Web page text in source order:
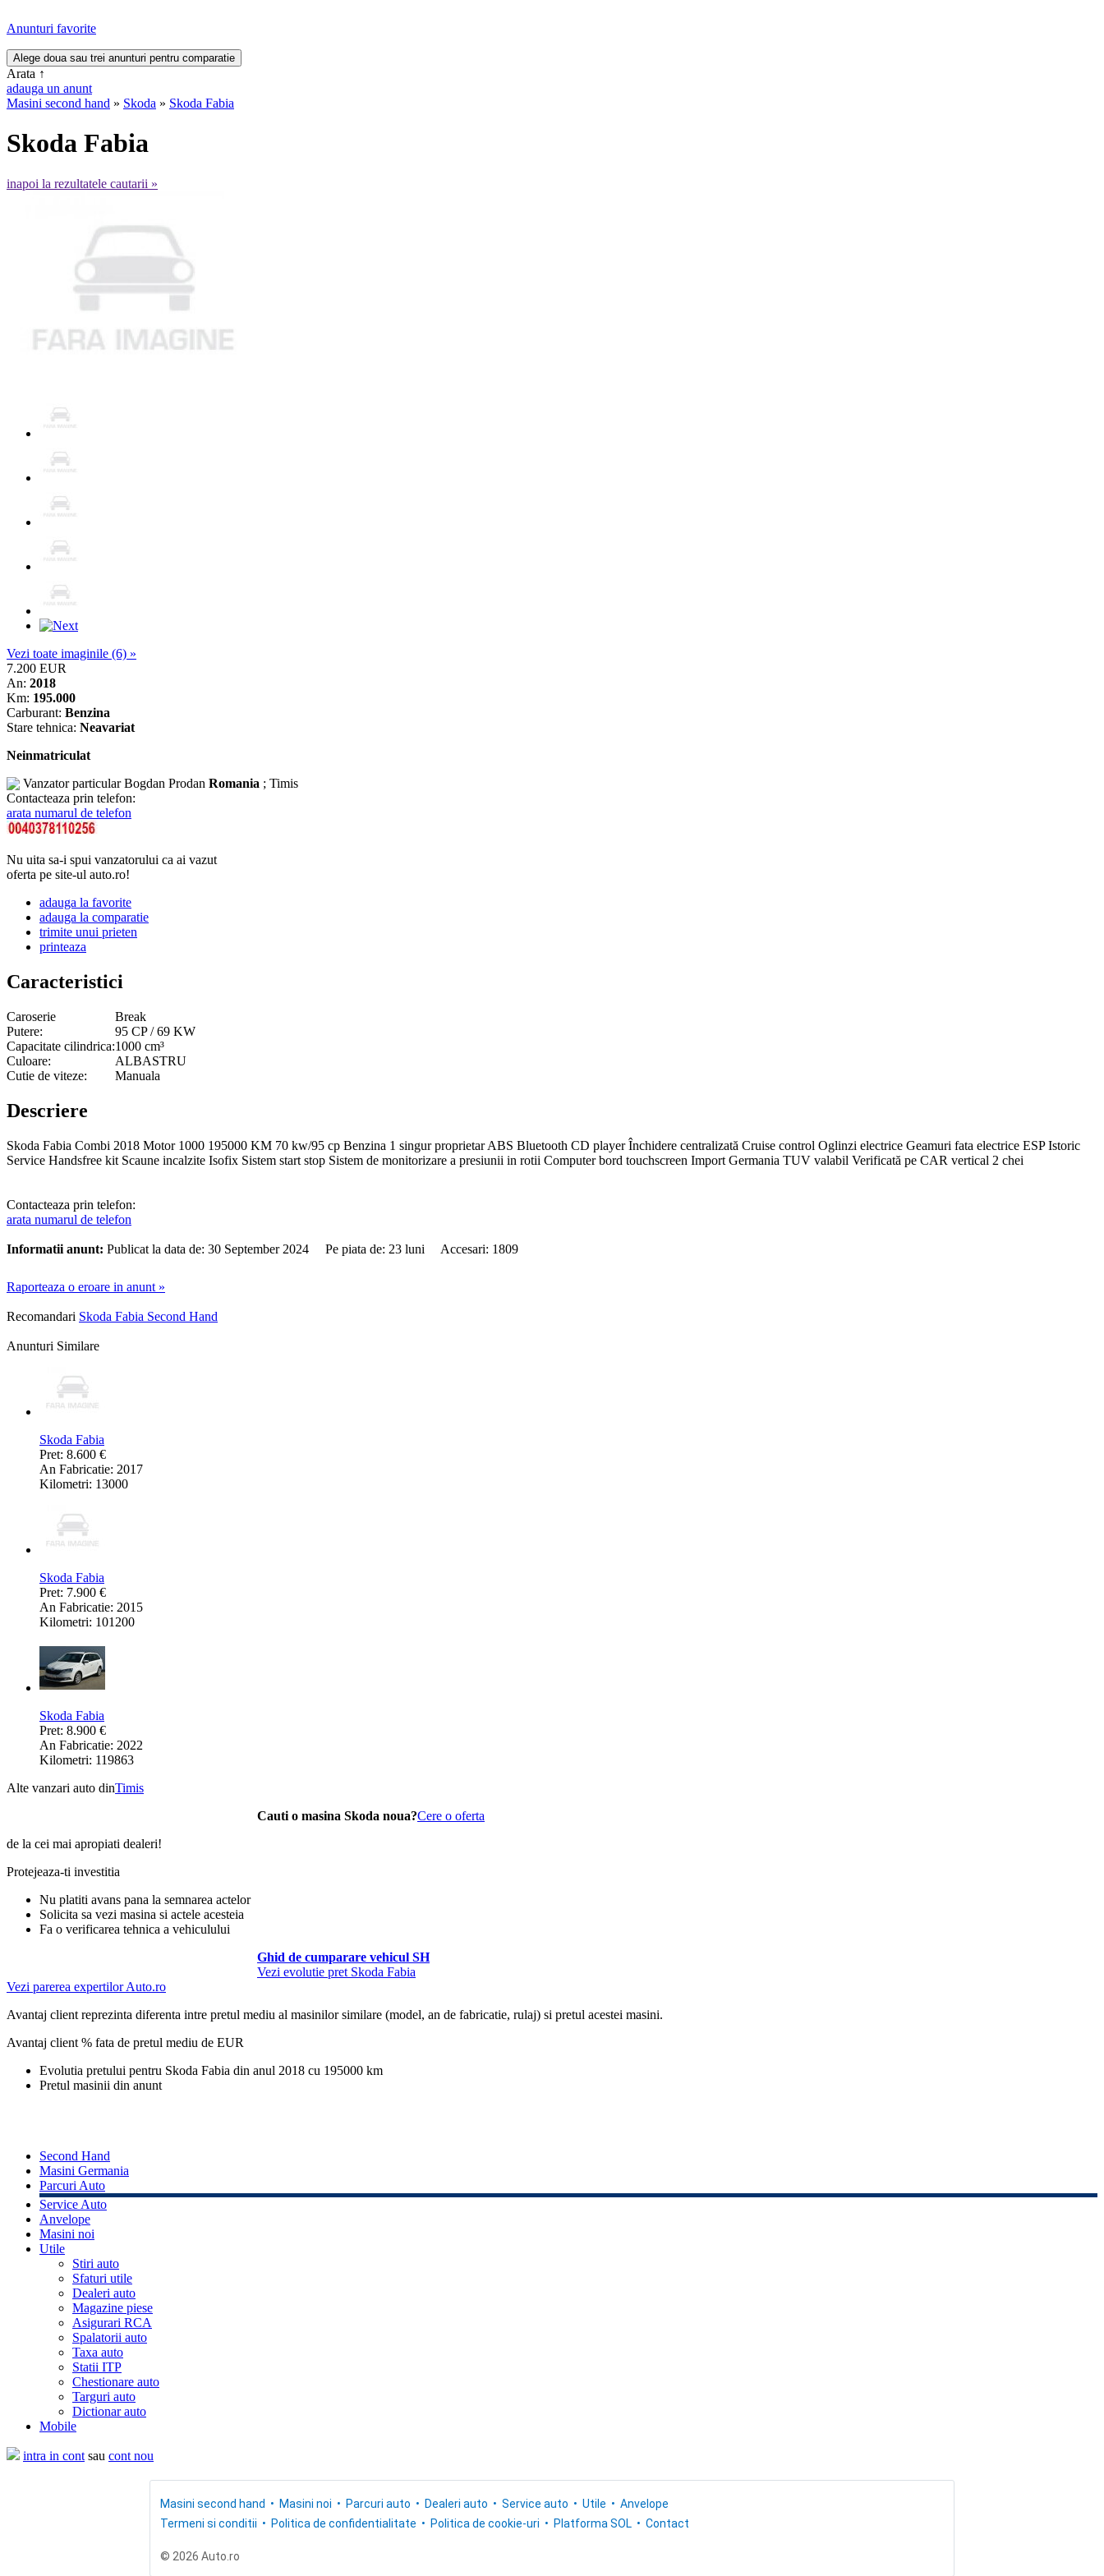
Anunturi favorite
Arata ↑
adauga un anunt
Masini second hand » Skoda » Skoda Fabia
Skoda Fabia
inapoi la rezultatele cautarii »
Vezi toate imaginile (6) »
7.200 EUR
An: 2018
Km: 195.000
Carburant: Benzina
Stare tehnica: Neavariat
Neinmatriculat
Vanzator particularBogdan Prodan Romania ; Timis
Contacteaza prin telefon:
arata numarul de telefon
Nu uita sa-i spui vanzatorului ca ai vazut
oferta pe site-ul auto.ro!
adauga la favorite
adauga la comparatie
trimite unui prieten
printeaza
Caracteristici
Caroserie
Break
Putere:
95 CP / 69 KW
Capacitate cilindrica:1000 cm³
Culoare:
ALBASTRU
Cutie de viteze:
Manuala
Descriere
Skoda Fabia Combi 2018 Motor 1000 195000 KM 70 kw/95 cp Benzina 1 singur proprietar ABS Bluetooth CD player Închidere centralizată Cruise control Oglinzi electrice Geamuri fata electrice ESP Istoric
Service Handsfree kit Scaune incalzite Isofix Sistem start stop Sistem de monitorizare a presiunii in rotii Computer bord touchscreen Import Germania TUV valabil Verificată pe CAR vertical 2 chei
Contacteaza prin telefon:
arata numarul de telefon
Informatii anunt: Publicat la data de: 30 September 2024 Pe piata de: 23 luni Accesari: 1809
Raporteaza o eroare in anunt »
Recomandari Skoda Fabia Second Hand
Anunturi Similare
Skoda Fabia
Pret: 8.600 €
An Fabricatie: 2017
Kilometri: 13000
Skoda Fabia
Pret: 7.900 €
An Fabricatie: 2015
Kilometri: 101200
Skoda Fabia
Pret: 8.900 €
An Fabricatie: 2022
Kilometri: 119863
Alte vanzari auto dinTimis
Cauti o masina Skoda noua?Cere o oferta
de la cei mai apropiati dealeri!
Protejeaza-ti investitia
Nu platiti avans pana la semnarea actelor
Solicita sa vezi masina si actele acesteia
Fa o verificarea tehnica a vehiculului
Ghid de cumparare vehicul SH
Vezi evolutie pret Skoda Fabia
Vezi parerea expertilor Auto.ro
Avantaj client reprezinta diferenta intre pretul mediu al masinilor similare (model, an de fabricatie, rulaj) si pretul acestei masini.
Avantaj client % fata de pretul mediu de EUR
Evolutia pretului pentru Skoda Fabia din anul 2018 cu 195000 km
Pretul masinii din anunt
Second Hand
Masini Germania
Parcuri Auto
Service Auto
Anvelope
Masini noi
Utile
Stiri auto
Sfaturi utile
Dealeri auto
Magazine piese
Asigurari RCA
Spalatorii auto
Taxa auto
Statii ITP
Chestionare auto
Targuri auto
Dictionar auto
Mobile
intra in cont sau cont nou
Masini second hand Masini noi Parcuri auto Dealeri auto Service auto Utile
Anvelope
Termeni si conditii
Politica de confidentialitate Politica de cookie-uri Platforma SOL Contact
© 2026 Auto.ro